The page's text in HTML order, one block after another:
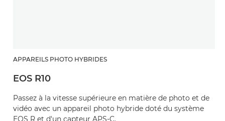
APPAREILS PHOTO HYBRIDES
EOS R10
Passez à la vitesse supérieure en matière de photo et de
vidéo avec un appareil photo hybride doté du système
EOS R et d'un capteur APS-C.